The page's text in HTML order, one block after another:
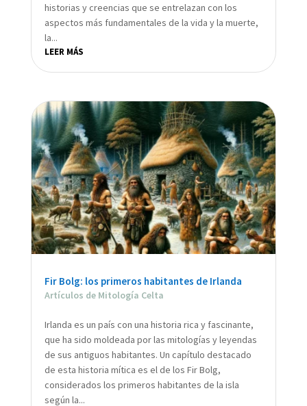
historias y creencias que se entrelazan con los
aspectos más fundamentales de la vida y la muerte,
la...
LEER MÁS
Fir Bolg: los primeros habitantes de Irlanda
Artículos de Mitología Celta
Irlanda es un país con una historia rica y fascinante,
que ha sido moldeada por las mitologías y leyendas
de sus antiguos habitantes. Un capítulo destacado
de esta historia mítica es el de los Fir Bolg,
considerados los primeros habitantes de la isla
según la...